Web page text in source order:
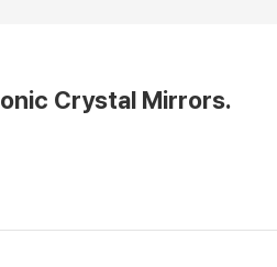
Crystal Mirrors.